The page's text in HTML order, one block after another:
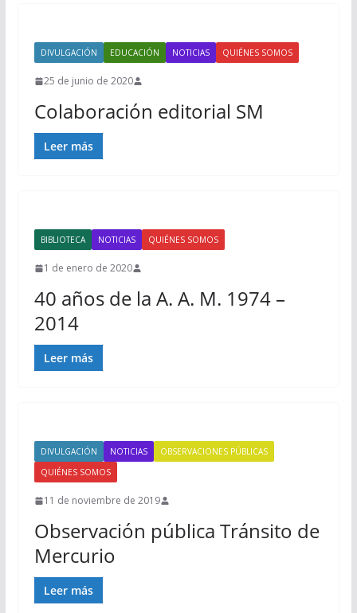
DIVULGACIÓN EDUCACIÓN NOTICIAS QUIÉNES SOMOS
25 de junio de 2020
Colaboración editorial SM
Leer más
BIBLIOTECA NOTICIAS QUIÉNES SOMOS
1 de enero de 2020
40 años de la A. A. M. 1974 –
2014
Leer más
DIVULGACIÓN NOTICIAS
OBSERVACIONES PÚBLICAS
QUIÉNES SOMOS
11 de noviembre de 2019
Observación pública Tránsito de
Mercurio
Leer más